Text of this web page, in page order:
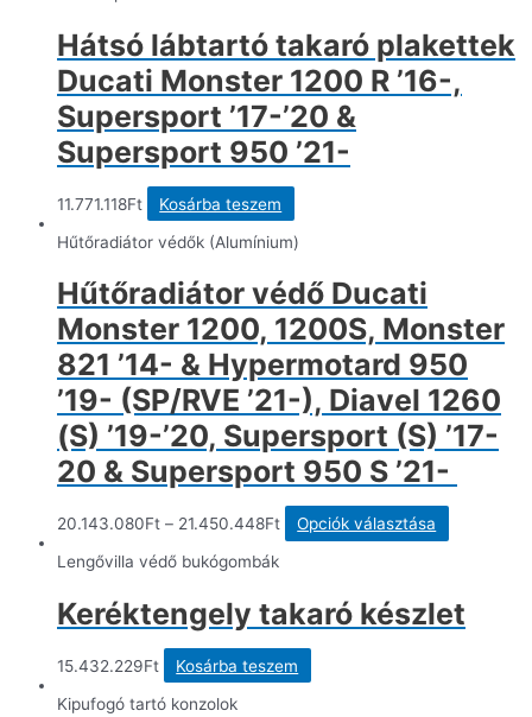
Hátsó lábtartó takaró plakettek
Ducati Monster 1200 R ’16-,
Supersport ’17-’20 &
Supersport 950 ’21-
11.771.118Ft
Kosárba teszem
Hűtőradiátor védők (Alumínium)
Hűtőradiátor védő Ducati
Monster 1200, 1200S, Monster
821 ’14- & Hypermotard 950
’19- (SP/RVE ’21-), Diavel 1260
(S) ’19-’20, Supersport (S) ’17-
20 & Supersport 950 S ’21-
20.143.080Ft – 21.450.448Ft Opciók választása
a
van.
Lengővilla védő bukógombák
Keréktengely takaró készlet
15.432.229Ft
Kosárba teszem
Kipufogó tartó konzolok